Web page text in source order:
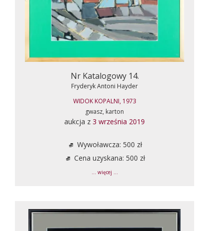
Nr Katalogowy 14.
Fryderyk Antoni Hayder
WIDOK KOPALNI, 1973
gwasz, karton
aukcja z 3 września 2019
Wywoławcza: 500 zł
Cena uzyskana: 500 zł
... więcej ...